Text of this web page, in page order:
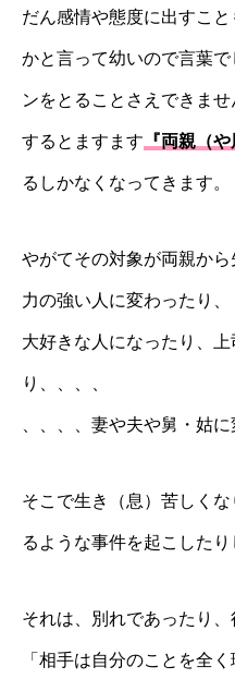
だん感情や態度に出すこと
かと言って幼いので言葉
ンをとることさえできませ
するとますます 『両親（
るしかなくなってきます。
やがてその対象が両親か
力の強い人に変わったり、
大好きな人になったり、
り、、、、
、、、、妻や夫や舅・姑
そこで生き（息）苦しく
るような事件を起こしたり
それは、別れであったり、
「相手は自分のことを全